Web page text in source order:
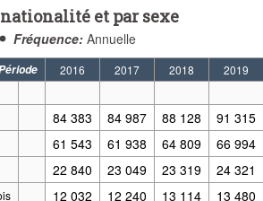
et par sexe
Fréquence: Annuelle
2016 2017 2018
2019
84 383 84 987 88 128
91 315
61 543 61 938 64 809
66 994
22 840 23 049 23 319
24 321
12 032 12 240 13 114
13 480